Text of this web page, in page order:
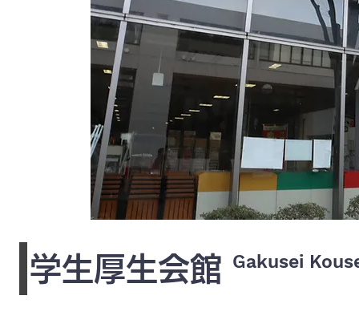
学生厚生会館 Gakusei